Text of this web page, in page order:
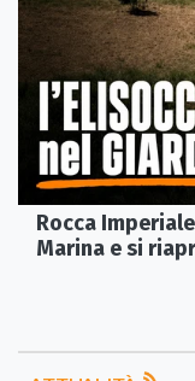
Rocca
Marina e si